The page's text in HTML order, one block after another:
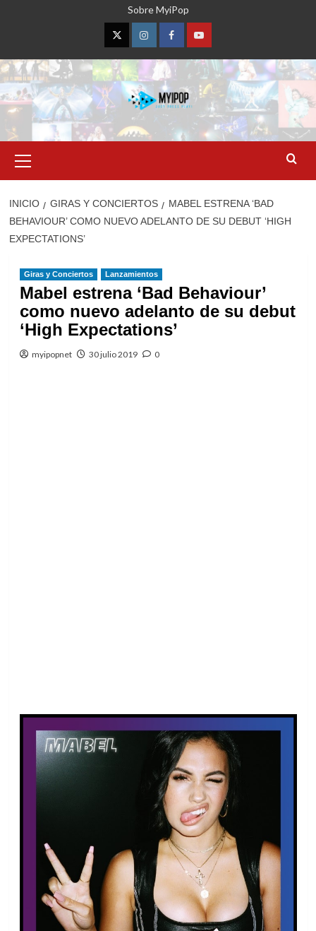
Sobre MyiPop
TwitterInstagramFacebookYouTube
primario
INICIO GIRAS Y CONCIERTOS
MABEL ESTRENA ‘BAD
BEHAVIOUR’ COMO NUEVO ADELANTO DE SU DEBUT ‘HIGH
EXPECTATIONS’
Giras y Conciertos Lanzamientos
Mabel estrena ‘Bad Behaviour’
como nuevo adelanto de su debut
‘High Expectations’
myipopnet 30 julio 2019 0